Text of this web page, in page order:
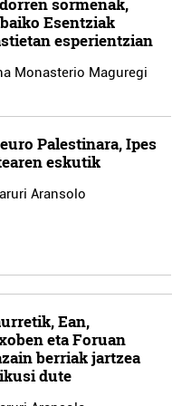
diguzu.Gehiago
Esentziak
esperientzian
Monasterio Maguregi
Palestinara, Ipes
eskutik
Aransolo
Ean,
eta Foruan
berriak jartzea
dute